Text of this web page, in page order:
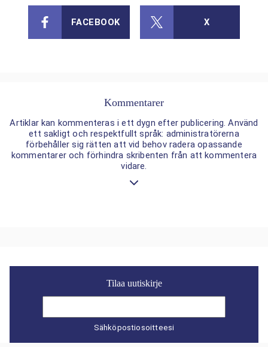
FACEBOOK X
Kommentarer
Artiklar kan kommenteras i ett dygn efter publicering. Använd
ett sakligt och respektfullt språk: administratörerna
förbehåller sig rätten att vid behov radera opassande
kommentarer och förhindra skribenten från att kommentera
vidare.
Tilaa uutiskirje
Sähköpostiosoitteesi